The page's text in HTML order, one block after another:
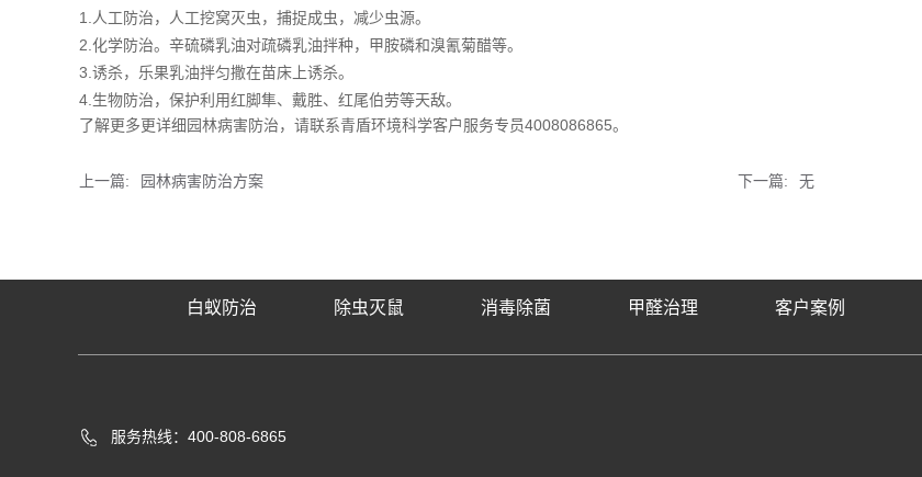
1.人工防治，人工挖窝灭虫，捕捉成虫，减少虫源。
2.化学防治。辛硫磷乳油对疏磷乳油拌种，甲胺磷和溴氰菊醋等。
3.诱杀，乐果乳油拌匀撒在苗床上诱杀。
4.生物防治，保护利用红脚隼、戴胜、红尾伯劳等天敌。
了解更多更详细园林病害防治，请联系青盾环境科学客户服务专员4008086865。
上一篇: 园林病害防治方案 下一篇: 无
白蚁防治 除虫灭鼠 消毒除菌 甲醛治理 客户案例
服务热线：400-808-6865